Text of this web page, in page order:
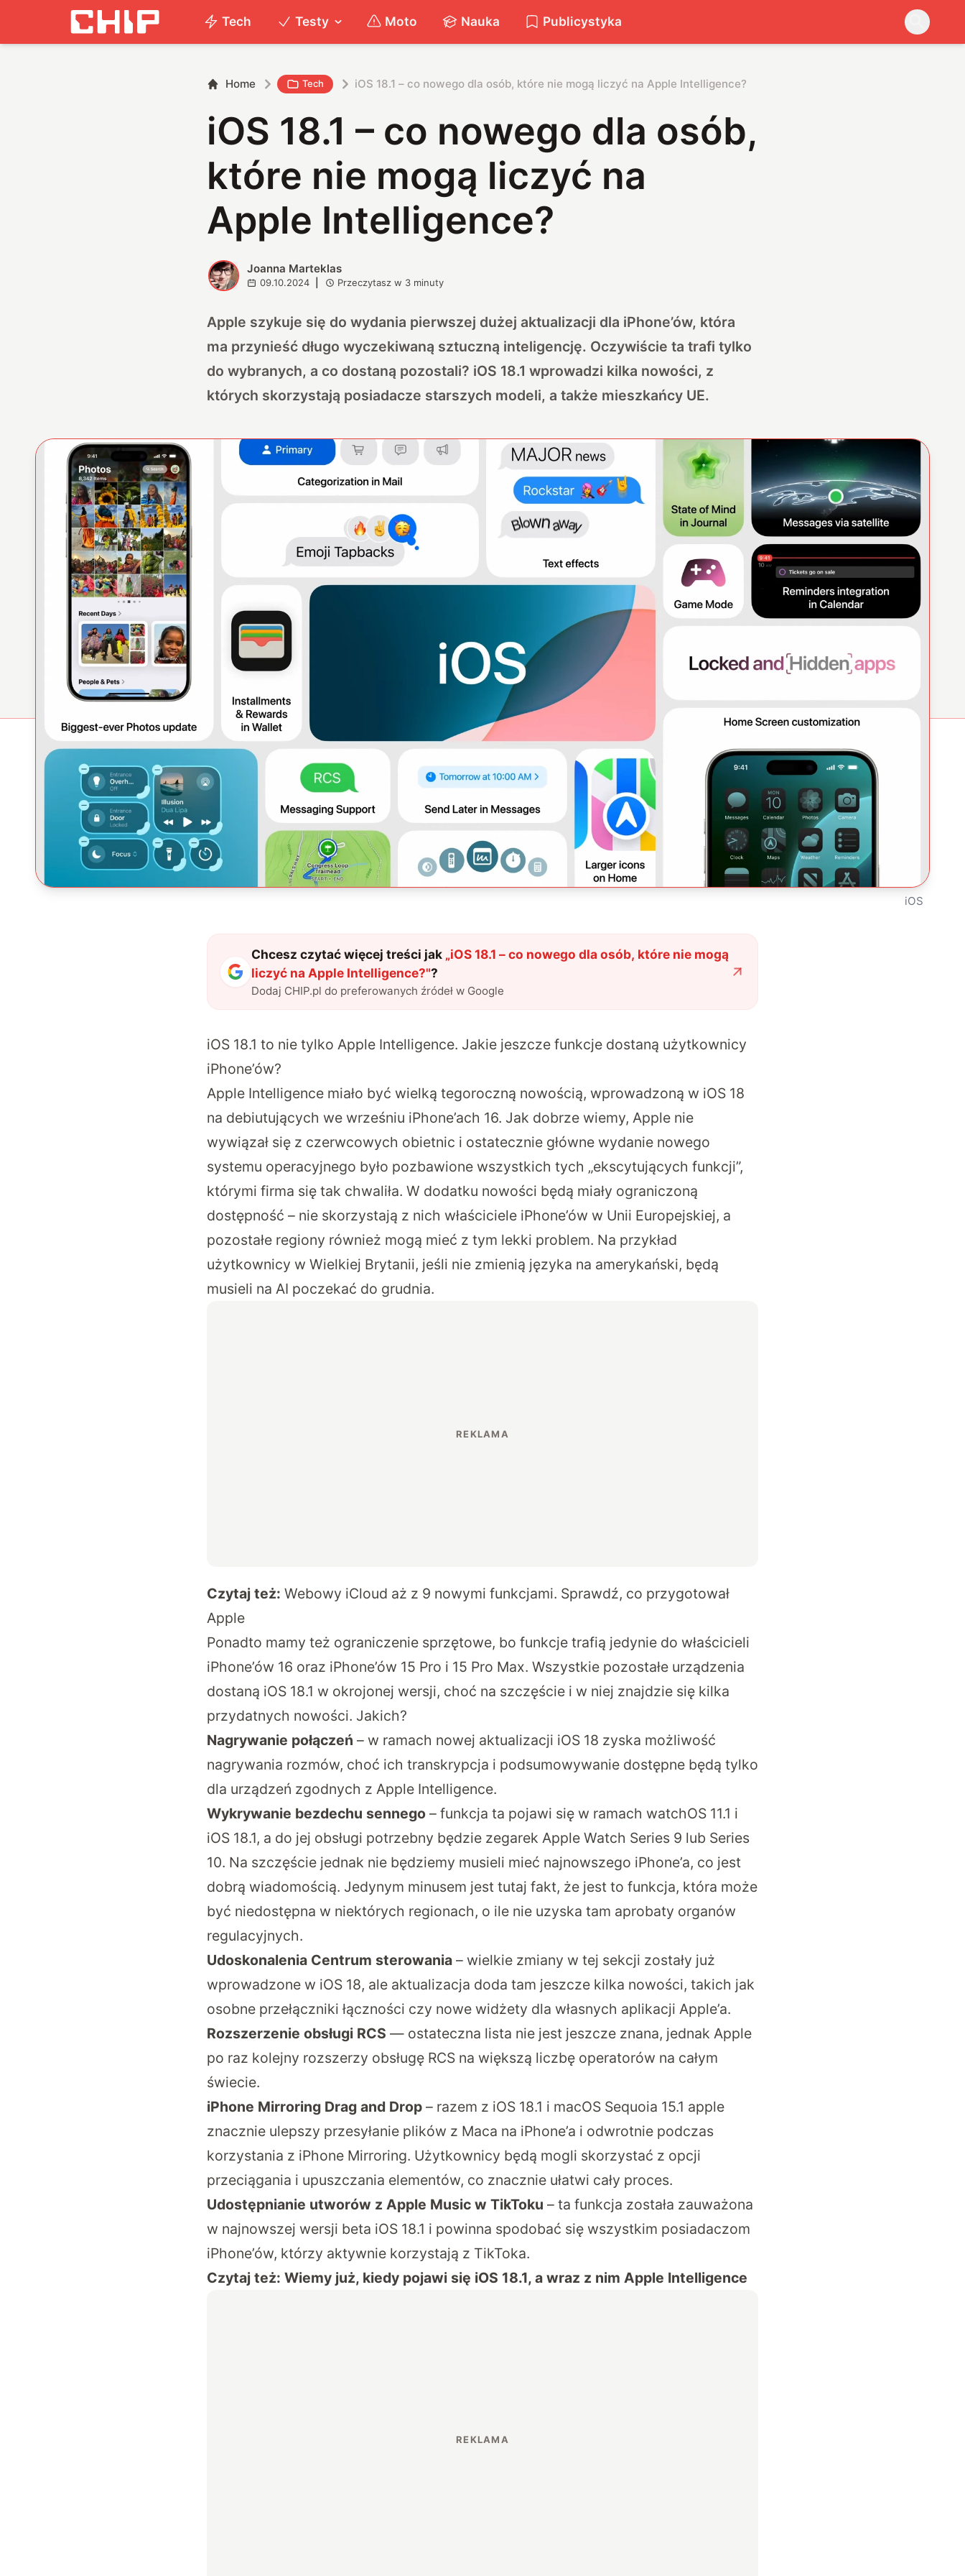
Tech Testy Moto Nauka Publicystyka
Home Tech iOS 18.1 – co nowego dla osób, które nie mogą liczyć na Apple Intelligence?
iOS 18.1 – co nowego dla osób,
które nie mogą liczyć na
Apple Intelligence?
J Joanna Marteklas
09.10.2024 Przeczytasz w 3 minuty
Apple szykuje się do wydania pierwszej dużej aktualizacji dla iPhone’ów, która
ma przynieść długo wyczekiwaną sztuczną inteligencję. Oczywiście ta trafi tylko
do wybranych, a co dostaną pozostali? iOS 18.1 wprowadzi kilka nowości, z
których skorzystają posiadacze starszych modeli, a także mieszkańcy UE.
iOS
Chcesz czytać więcej treści jak „iOS 18.1 – co nowego dla osób, które nie mogą
liczyć na Apple Intelligence?"?
Dodaj CHIP.pl do preferowanych źródeł w Google
iOS 18.1 to nie tylko Apple Intelligence. Jakie jeszcze funkcje dostaną użytkownicy
iPhone’ów?
Apple Intelligence miało być wielką tegoroczną nowością, wprowadzoną w iOS 18
na debiutujących we wrześniu iPhone’ach 16. Jak dobrze wiemy, Apple nie
wywiązał się z czerwcowych obietnic i ostatecznie główne wydanie nowego
systemu operacyjnego było pozbawione wszystkich tych „ekscytujących funkcji”,
którymi firma się tak chwaliła. W dodatku nowości będą miały ograniczoną
dostępność – nie skorzystają z nich właściciele iPhone’ów w Unii Europejskiej, a
pozostałe regiony również mogą mieć z tym lekki problem. Na przykład
użytkownicy w Wielkiej Brytanii, jeśli nie zmienią języka na amerykański, będą
musieli na AI poczekać do grudnia.
Czytaj też: Webowy iCloud aż z 9 nowymi funkcjami. Sprawdź, co przygotował
Apple
Ponadto mamy też ograniczenie sprzętowe, bo funkcje trafią jedynie do właścicieli
iPhone’ów 16 oraz iPhone’ów 15 Pro i 15 Pro Max. Wszystkie pozostałe urządzenia
dostaną iOS 18.1 w okrojonej wersji, choć na szczęście i w niej znajdzie się kilka
przydatnych nowości. Jakich?
Nagrywanie połączeń – w ramach nowej aktualizacji iOS 18 zyska możliwość
nagrywania rozmów, choć ich transkrypcja i podsumowywanie dostępne będą tylko
dla urządzeń zgodnych z Apple Intelligence.
Wykrywanie bezdechu sennego – funkcja ta pojawi się w ramach watchOS 11.1 i
iOS 18.1, a do jej obsługi potrzebny będzie zegarek Apple Watch Series 9 lub Series
10. Na szczęście jednak nie będziemy musieli mieć najnowszego iPhone’a, co jest
dobrą wiadomością. Jedynym minusem jest tutaj fakt, że jest to funkcja, która może
być niedostępna w niektórych regionach, o ile nie uzyska tam aprobaty organów
regulacyjnych.
Udoskonalenia Centrum sterowania – wielkie zmiany w tej sekcji zostały już
wprowadzone w iOS 18, ale aktualizacja doda tam jeszcze kilka nowości, takich jak
osobne przełączniki łączności czy nowe widżety dla własnych aplikacji Apple’a.
Rozszerzenie obsługi RCS — ostateczna lista nie jest jeszcze znana, jednak Apple
po raz kolejny rozszerzy obsługę RCS na większą liczbę operatorów na całym
świecie.
iPhone Mirroring Drag and Drop – razem z iOS 18.1 i macOS Sequoia 15.1 apple
znacznie ulepszy przesyłanie plików z Maca na iPhone’a i odwrotnie podczas
korzystania z iPhone Mirroring. Użytkownicy będą mogli skorzystać z opcji
przeciągania i upuszczania elementów, co znacznie ułatwi cały proces.
Udostępnianie utworów z Apple Music w TikToku – ta funkcja została zauważona
w najnowszej wersji beta iOS 18.1 i powinna spodobać się wszystkim posiadaczom
iPhone’ów, którzy aktywnie korzystają z TikToka.
Czytaj też: Wiemy już, kiedy pojawi się iOS 18.1, a wraz z nim Apple Intelligence